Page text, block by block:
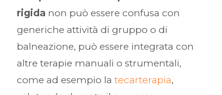
rigida non può essere confusa con
generiche attività di gruppo o di
balneazione, può essere integrata con
altre terapie manuali o strumentali,
come ad esempio la tecarterapia,